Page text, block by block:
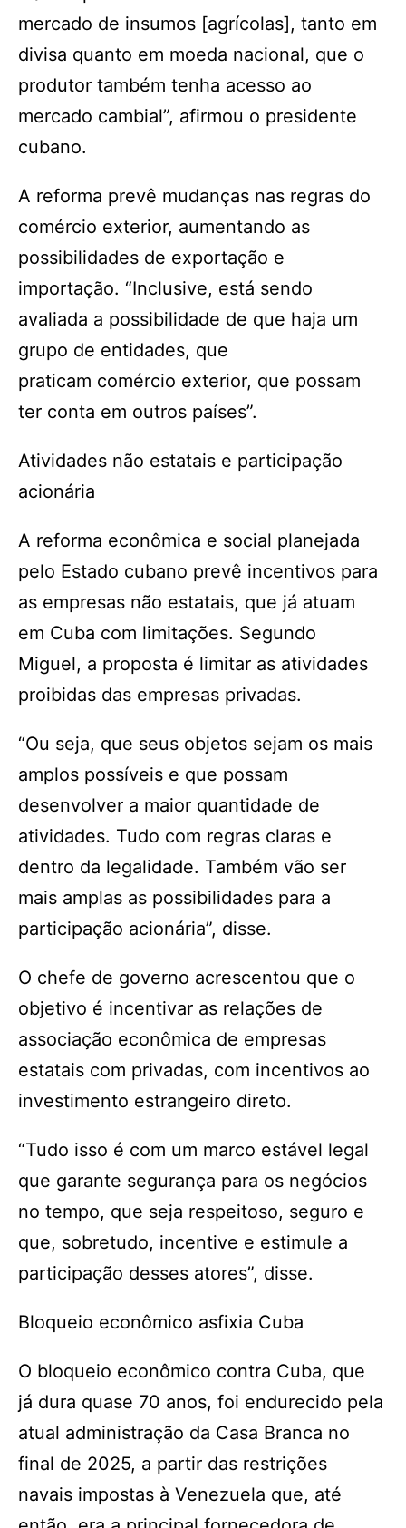
mercado de insumos [agrícolas], tanto em
divisa quanto em moeda nacional, que o
produtor também tenha acesso ao
mercado cambial”, afirmou o presidente
cubano.
A reforma prevê mudanças nas regras do
comércio exterior, aumentando as
possibilidades de exportação e
importação. “Inclusive, está sendo
avaliada a possibilidade de que haja um
grupo de entidades, que
praticam comércio exterior, que possam
ter conta em outros países”.
Atividades não estatais e participação
acionária
A reforma econômica e social planejada
pelo Estado cubano prevê incentivos para
as empresas não estatais, que já atuam
em Cuba com limitações. Segundo
Miguel, a proposta é limitar as atividades
proibidas das empresas privadas.
“Ou seja, que seus objetos sejam os mais
amplos possíveis e que possam
desenvolver a maior quantidade de
atividades. Tudo com regras claras e
dentro da legalidade. Também vão ser
mais amplas as possibilidades para a
participação acionária”, disse.
O chefe de governo acrescentou que o
objetivo é incentivar as relações de
associação econômica de empresas
estatais com privadas, com incentivos ao
investimento estrangeiro direto.
“Tudo isso é com um marco estável legal
que garante segurança para os negócios
no tempo, que seja respeitoso, seguro e
que, sobretudo, incentive e estimule a
participação desses atores”, disse.
Bloqueio econômico asfixia Cuba
O bloqueio econômico contra Cuba, que
já dura quase 70 anos, foi endurecido pela
atual administração da Casa Branca no
final de 2025, a partir das restrições
navais impostas à Venezuela que, até